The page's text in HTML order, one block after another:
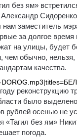
без ям»
заместитель
за долгое время
на улицы, будет
чем обычно,
качества.
реконструкцию
было
рублей осенью не
«Тагил без ям»
погода.